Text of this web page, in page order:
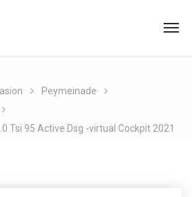
Peymeinade
Tsi 95 Active Dsg -virtual Cockpit 2021